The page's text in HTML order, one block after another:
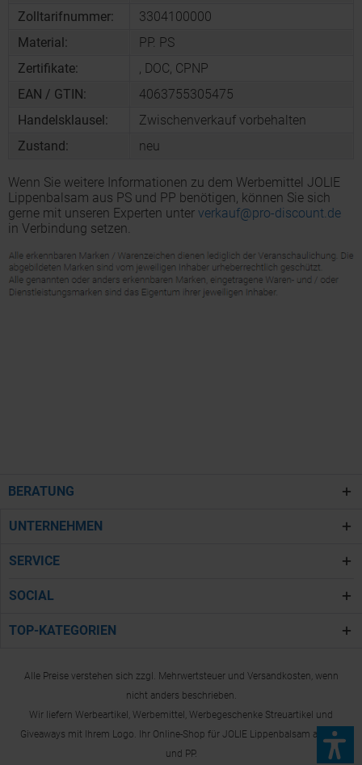
Zolltarifnummer:
3304100000
Material:
PP. PS
Zertifikate:
, DOC, CPNP
EAN / GTIN:
4063755305475
Handelsklausel:
Zwischenverkauf vorbehalten
Zustand:
neu
Wenn Sie weitere Informationen zu dem Werbemittel JOLIE
Lippenbalsam aus PS und PP benötigen, können Sie sich
gerne mit unseren Experten unter verkauf@pro-discount.de
in Verbindung setzen.
BERATUNG
UNTERNEHMEN
SERVICE
SOCIAL
TOP-KATEGORIEN
Alle Preise verstehen sich zzgl. Mehrwertsteuer und Versandkosten, wenn
nicht anders beschrieben.
Wir liefern Werbeartikel, Werbemittel, Werbegeschenke Streuartikel und
Giveaways mit Ihrem Logo. Ihr Online-Shop für JOLIE Lippenbalsam aus PS
und PP.